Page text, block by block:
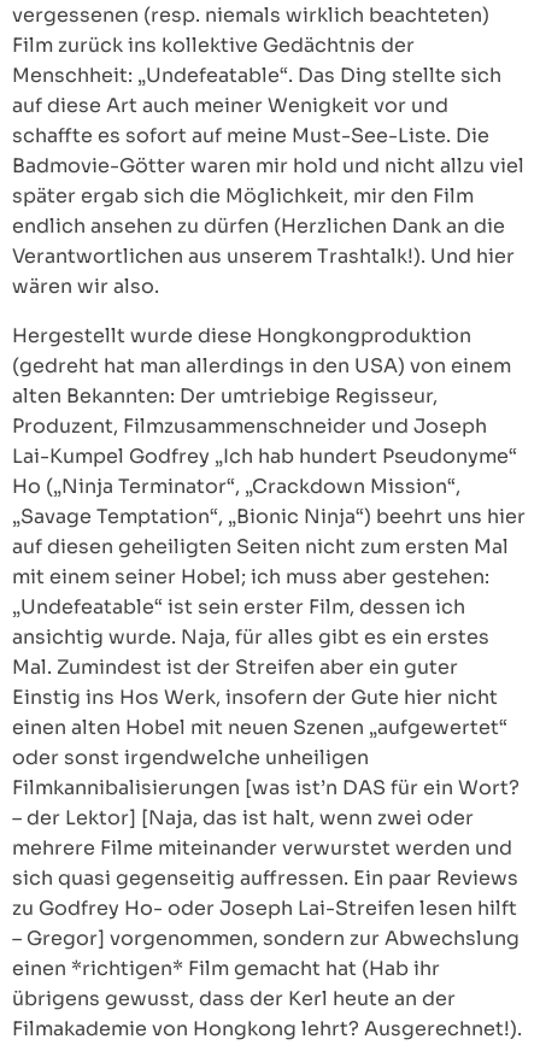
vergessenen (resp. niemals wirklich beachteten)
Film zurück ins kollektive Gedächtnis der
Menschheit: „Undefeatable“. Das Ding stellte sich
auf diese Art auch meiner Wenigkeit vor und
schaffte es sofort auf meine Must-See-Liste. Die
Badmovie-Götter waren mir hold und nicht allzu viel
später ergab sich die Möglichkeit, mir den Film
endlich ansehen zu dürfen (Herzlichen Dank an die
Verantwortlichen aus unserem Trashtalk!). Und hier
wären wir also.
Hergestellt wurde diese Hongkongproduktion
(gedreht hat man allerdings in den USA) von einem
alten Bekannten: Der umtriebige Regisseur,
Produzent, Filmzusammenschneider und Joseph
Lai-Kumpel Godfrey „Ich hab hundert Pseudonyme“
Ho („Ninja Terminator“, „Crackdown Mission“,
„Savage Temptation“, „Bionic Ninja“) beehrt uns hier
auf diesen geheiligten Seiten nicht zum ersten Mal
mit einem seiner Hobel; ich muss aber gestehen:
„Undefeatable“ ist sein erster Film, dessen ich
ansichtig wurde. Naja, für alles gibt es ein erstes
Mal. Zumindest ist der Streifen aber ein guter
Einstig ins Hos Werk, insofern der Gute hier nicht
einen alten Hobel mit neuen Szenen „aufgewertet“
oder sonst irgendwelche unheiligen
Filmkannibalisierungen [was ist’n DAS für ein Wort?
– der Lektor] [Naja, das ist halt, wenn zwei oder
mehrere Filme miteinander verwurstet werden und
sich quasi gegenseitig auffressen. Ein paar Reviews
zu Godfrey Ho- oder Joseph Lai-Streifen lesen hilft
– Gregor] vorgenommen, sondern zur Abwechslung
einen *richtigen* Film gemacht hat (Hab ihr
übrigens gewusst, dass der Kerl heute an der
Filmakademie von Hongkong lehrt? Ausgerechnet!).